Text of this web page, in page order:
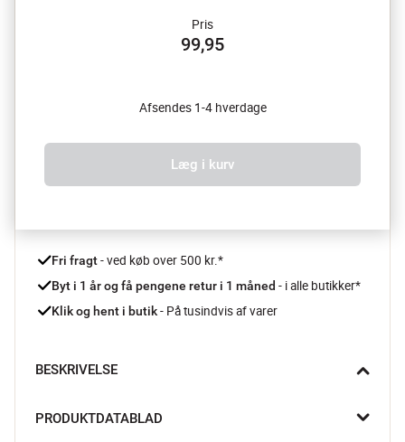
Pris
99,95
Afsendes 1-4 hverdage
Læg i kurv
Fri fragt - ved køb over 500 kr.*
Byt i 1 år og få pengene retur i 1 måned - i alle butikker*
Klik og hent i butik - På tusindvis af varer
BESKRIVELSE
gør det nemmere at skjule den i det grønne løv. Vælg mellem
PRODUKTDATABLAD